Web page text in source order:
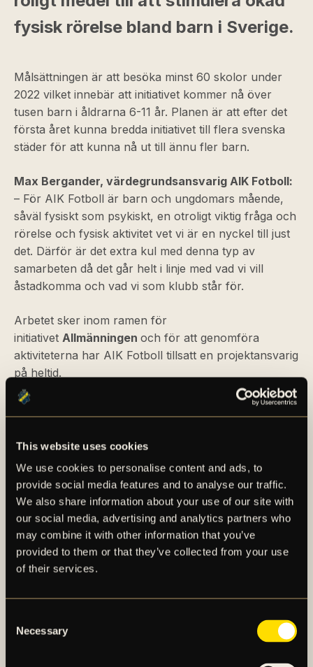
This website uses cookies
We use cookies to personalise content and ads, to
provide social media features and to analyse our traffic.
We also share information about your use of our site with
our social media, advertising and analytics partners who
may combine it with other information that you’ve
provided to them or that they’ve collected from your use
of their services.
Selection
Necessary
fysisk rörelse bland barn i Sverige.
Målsättningen är att besöka minst 60 skolor under
2022 vilket innebär att initiativet kommer nå över
tusen barn i åldrarna 6-11 år. Planen är att efter det
första året kunna bredda initiativet till flera svenska
städer för att kunna nå ut till ännu fler barn.
Max Bergander, värdegrundsansvarig AIK Fotboll:
– För AIK Fotboll är barn och ungdomars mående,
såväl fysiskt som psykiskt, en otroligt viktig fråga och
rörelse och fysisk aktivitet vet vi är en nyckel till just
det. Därför är det extra kul med denna typ av
samarbeten då det går helt i linje med vad vi vill
åstadkomma och vad vi som klubb står för.
Arbetet sker inom ramen för
initiativet Allmänningen och för att genomföra
aktiviteterna har AIK Fotboll tillsatt en projektansvarig
på heltid.
Jessica Liljegren, verksamhetschef på Kry
– Vi vet att regelbunden fysisk aktivitet hos barn och
psykiska hälsoeffekter. Samtidigt visar forskning att
många barn och unga rör på sig alldeles för lite idag
vilket bland annat kan leda till ökad övervikt och
fetma. Därför känns det här initiativet väldigt viktigt
och roligt där förhoppningen är att vi kan bidra till att
förbättra hälsan för dessa elever på ett lustfyllt sätt
För mer eventuell information, klicka här.